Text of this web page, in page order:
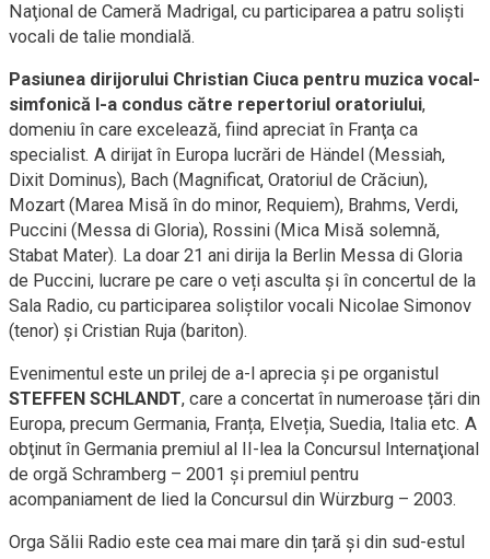
Naţional de Cameră Madrigal, cu participarea a patru solişti
vocali de talie mondială.
Pasiunea dirijorului Christian Ciuca pentru muzica vocal-
simfonică l-a condus către repertoriul oratoriului,
domeniu în care excelează, fiind apreciat în Franţa ca
specialist. A dirijat în Europa lucrări de Händel (Messiah,
Dixit Dominus), Bach (Magnificat, Oratoriul de Crăciun),
Mozart (Marea Misă în do minor, Requiem), Brahms, Verdi,
Puccini (Messa di Gloria), Rossini (Mica Misă solemnă,
Stabat Mater). La doar 21 ani dirija la Berlin Messa di Gloria
de Puccini, lucrare pe care o veți asculta și în concertul de la
Sala Radio, cu participarea soliștilor vocali Nicolae Simonov
(tenor) și Cristian Ruja (bariton).
Evenimentul este un prilej de a-l aprecia și pe organistul
STEFFEN SCHLANDT, care a concertat în numeroase țări din
Europa, precum Germania, Franța, Elveția, Suedia, Italia etc. A
obţinut în Germania premiul al II-lea la Concursul Internaţional
de orgă Schramberg – 2001 şi premiul pentru
acompaniament de lied la Concursul din Würzburg – 2003.
Orga Sălii Radio este cea mai mare din țară şi din sud-estul